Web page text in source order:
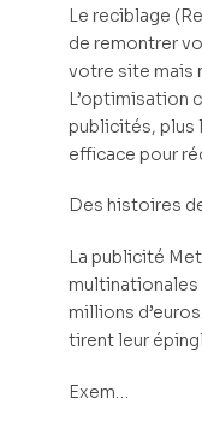
Le reciblage
de remontrer
votre site mais
L’optimisation
publicités, plus
efficace pour
Des histoires
La publicité
multinationales
millions
tirent leur
Exem…